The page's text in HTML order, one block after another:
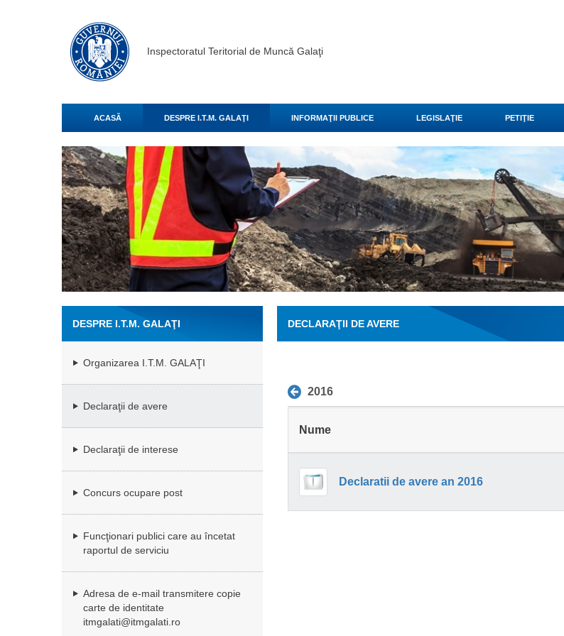
Inspectoratul Teritorial de Muncă Galaţi
ACASĂ DESPRE I.T.M. GALAŢI INFORMAŢII PUBLICE LEGISLAŢIE PETIŢIE
DESPRE I.T.M. GALAŢI
Organizarea I.T.M. GALAŢI
Declaraţii de avere
Declaraţii de interese
Concurs ocupare post
Funcţionari publici care au încetat
raportul de serviciu
Adresa de e-mail transmitere copie
carte de identitate
itmgalati@itmgalati.ro
DECLARAŢII DE AVERE
2016
Nume
Declaratii de avere an 2016